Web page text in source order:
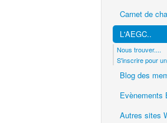
Carnet de
L'AEGC..
Nous trouver....
S'inscrire pour
Blog des
Evènements
Autres sites